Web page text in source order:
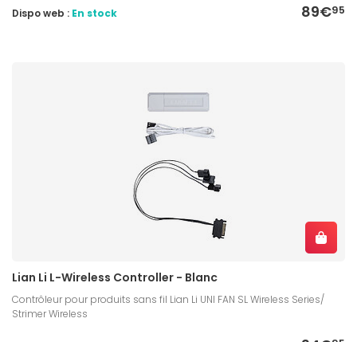
89€95
Dispo web : En stock
Lian Li L-Wireless Controller - Blanc
Contrôleur pour produits sans fil Lian Li UNI FAN SL Wireless Series/
Strimer Wireless